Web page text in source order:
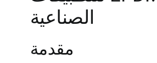
الصناعية
مقدمة